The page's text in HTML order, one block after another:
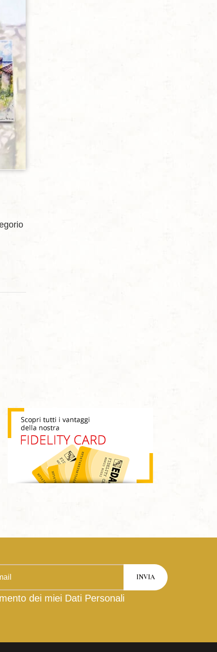
dei miei Dati Personali